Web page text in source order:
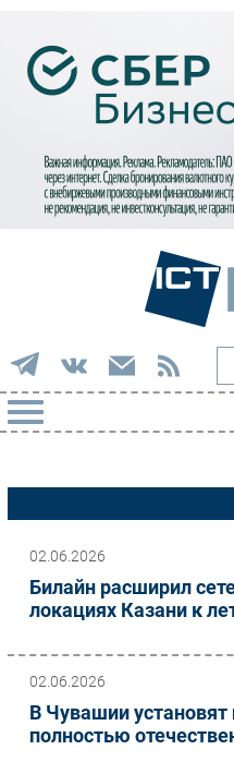
Импорто­замещение
Автоматизация
Интернет
Мобильная связь
Маркетинг
02.06.2026
Билайн расширил
локациях Казани к
02.06.2026
В Чувашии
полностью